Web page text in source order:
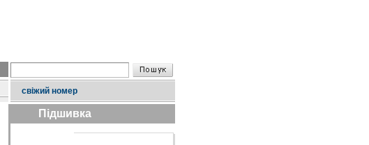
свіжий номер
Підшивка